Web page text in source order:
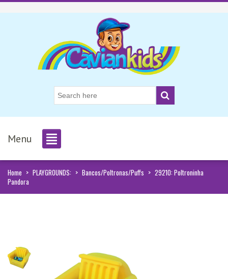
Menu
Home > PLAYGROUNDS: > Bancos/Poltronas/Puffs > 29210: Poltroninha
Pandora